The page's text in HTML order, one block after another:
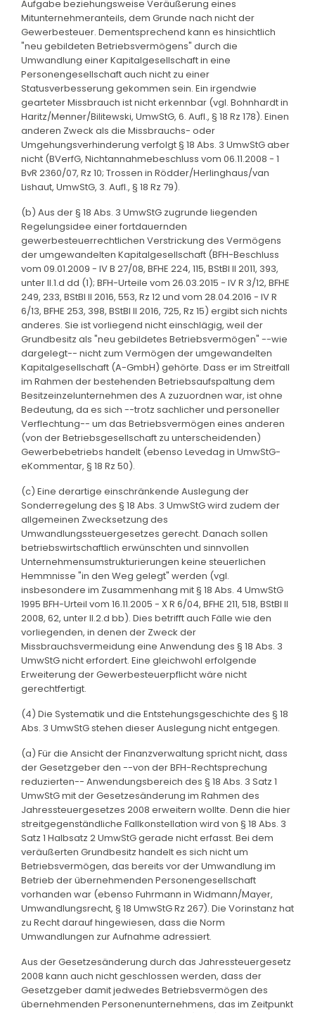
Aufgabe beziehungsweise Veräußerung eines
Mitunternehmeranteils, dem Grunde nach nicht der
Gewerbesteuer. Dementsprechend kann es hinsichtlich
"neu gebildeten Betriebsvermögens" durch die
Umwandlung einer Kapitalgesellschaft in eine
Personengesellschaft auch nicht zu einer
Statusverbesserung gekommen sein. Ein irgendwie
gearteter Missbrauch ist nicht erkennbar (vgl. Bohnhardt in
Haritz/Menner/Bilitewski, UmwStG, 6. Aufl., § 18 Rz 178). Einen
anderen Zweck als die Missbrauchs- oder
Umgehungsverhinderung verfolgt § 18 Abs. 3 UmwStG aber
nicht (BVerfG, Nichtannahmebeschluss vom 06.11.2008 - 1
BvR 2360/07, Rz 10; Trossen in Rödder/Herlinghaus/van
Lishaut, UmwStG, 3. Aufl., § 18 Rz 79).
(b) Aus der § 18 Abs. 3 UmwStG zugrunde liegenden
Regelungsidee einer fortdauernden
gewerbesteuerrechtlichen Verstrickung des Vermögens
der umgewandelten Kapitalgesellschaft (BFH-Beschluss
vom 09.01.2009 - IV B 27/08, BFHE 224, 115, BStBl II 2011, 393,
unter II.1.d dd (1); BFH-Urteile vom 26.03.2015 - IV R 3/12, BFHE
249, 233, BStBl II 2016, 553, Rz 12 und vom 28.04.2016 - IV R
6/13, BFHE 253, 398, BStBl II 2016, 725, Rz 15) ergibt sich nichts
anderes. Sie ist vorliegend nicht einschlägig, weil der
Grundbesitz als "neu gebildetes Betriebsvermögen" --wie
dargelegt-- nicht zum Vermögen der umgewandelten
Kapitalgesellschaft (A-GmbH) gehörte. Dass er im Streitfall
im Rahmen der bestehenden Betriebsaufspaltung dem
Besitzeinzelunternehmen des A zuzuordnen war, ist ohne
Bedeutung, da es sich --trotz sachlicher und personeller
Verflechtung-- um das Betriebsvermögen eines anderen
(von der Betriebsgesellschaft zu unterscheidenden)
Gewerbebetriebs handelt (ebenso Levedag in UmwStG-
eKommentar, § 18 Rz 50).
(c) Eine derartige einschränkende Auslegung der
Sonderregelung des § 18 Abs. 3 UmwStG wird zudem der
allgemeinen Zwecksetzung des
Umwandlungssteuergesetzes gerecht. Danach sollen
betriebswirtschaftlich erwünschten und sinnvollen
Unternehmensumstrukturierungen keine steuerlichen
Hemmnisse "in den Weg gelegt" werden (vgl.
insbesondere im Zusammenhang mit § 18 Abs. 4 UmwStG
1995 BFH-Urteil vom 16.11.2005 - X R 6/04, BFHE 211, 518, BStBl II
2008, 62, unter II.2.d bb). Dies betrifft auch Fälle wie den
vorliegenden, in denen der Zweck der
Missbrauchsvermeidung eine Anwendung des § 18 Abs. 3
UmwStG nicht erfordert. Eine gleichwohl erfolgende
Erweiterung der Gewerbesteuerpflicht wäre nicht
gerechtfertigt.
(4) Die Systematik und die Entstehungsgeschichte des § 18
Abs. 3 UmwStG stehen dieser Auslegung nicht entgegen.
(a) Für die Ansicht der Finanzverwaltung spricht nicht, dass
der Gesetzgeber den --von der BFH-Rechtsprechung
reduzierten-- Anwendungsbereich des § 18 Abs. 3 Satz 1
UmwStG mit der Gesetzesänderung im Rahmen des
Jahressteuergesetzes 2008 erweitern wollte. Denn die hier
streitgegenständliche Fallkonstellation wird von § 18 Abs. 3
Satz 1 Halbsatz 2 UmwStG gerade nicht erfasst. Bei dem
veräußerten Grundbesitz handelt es sich nicht um
Betriebsvermögen, das bereits vor der Umwandlung im
Betrieb der übernehmenden Personengesellschaft
vorhanden war (ebenso Fuhrmann in Widmann/Mayer,
Umwandlungsrecht, § 18 UmwStG Rz 267). Die Vorinstanz hat
zu Recht darauf hingewiesen, dass die Norm
Umwandlungen zur Aufnahme adressiert.
Aus der Gesetzesänderung durch das Jahressteuergesetz
2008 kann auch nicht geschlossen werden, dass der
Gesetzgeber damit jedwedes Betriebsvermögen des
übernehmenden Personenunternehmens, das im Zeitpunkt